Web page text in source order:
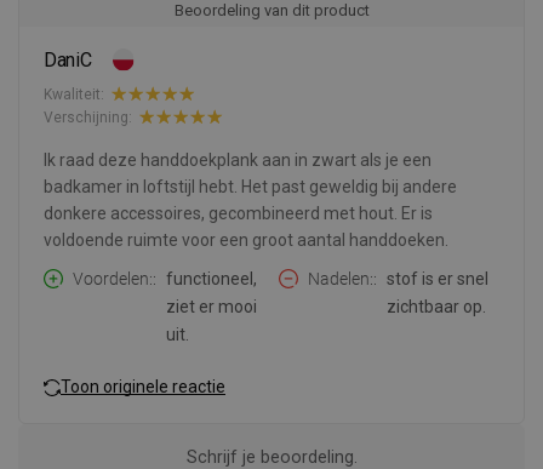
Beoordeling van dit product
DaniC
Kwaliteit:
Verschijning:
Ik raad deze handdoekplank aan in zwart als je een
badkamer in loftstijl hebt. Het past geweldig bij andere
donkere accessoires, gecombineerd met hout. Er is
voldoende ruimte voor een groot aantal handdoeken.
Voordelen:
functioneel,
ziet er mooi
uit.
Nadelen:
stof is er snel
zichtbaar op.
Toon originele reactie
Schrijf je beoordeling.